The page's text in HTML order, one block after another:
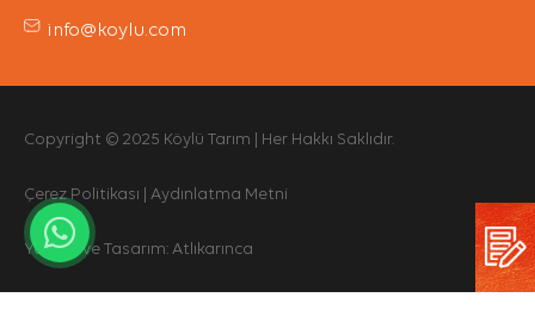
info@koylu.com
Copyright © 2025 Köylü Tarım | Her Hakkı Saklıdır.
Çerez Politikası Aydınlatma Metni
Yazılım ve Tasarım: Atlıkarınca